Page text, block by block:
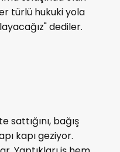
türlü hukuki yola
dediler.
sattığını, bağış
kapı geziyor.